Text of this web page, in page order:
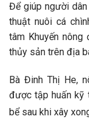
Để giúp người
thuật nuôi cá
tâm Khuyến
thủy sản trên địa
Bà Đinh Thị He,
được tập huấn kỹ
bể sau khi xây